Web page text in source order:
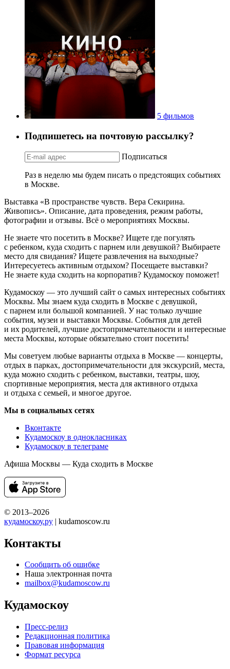
5 фильмов
Подпишетесь на почтовую рассылку?
Подписаться
Раз в неделю мы будем писать о предстоящих событиях
в Москве.
Выставка «В пространстве чувств. Вера Секирина.
Живопись». Описание, дата проведения, режим работы,
фотографии и отзывы. Всё о мероприятиях Москвы.
Не знаете что посетить в Москве? Ищете где погулять
с ребенком, куда сходить с парнем или девушкой? Выбираете
место для свидания? Ищете развлечения на выходные?
Интересуетесь активным отдыхом? Посещаете выставки?
Не знаете куда сходить на корпоратив? Кудамоскоу поможет!
Кудамоскоу — это лучший сайт о самых интересных событиях
Москвы. Мы знаем куда сходить в Москве с девушкой,
с парнем или большой компанией. У нас только лучшие
события, музеи и выставки Москвы. События для детей
и их родителей, лучшие достопримечательности и интересные
места Москвы, которые обязательно стоит посетить!
Мы советуем любые варианты отдыха в Москве — концерты,
отдых в парках, достопримечательности для экскурсий, места,
куда можно сходить с ребенком, выставки, театры, шоу,
спортивные мероприятия, места для активного отдыха
и отдыха с семьей, и многое другое.
Мы в социальных сетях
Вконтакте
Кудамоскоу в однокласниках
Кудамоскоу в телеграме
Афиша Москвы — Куда сходить в Москве
© 2013–2026
кудамоскоу.ру | kudamoscow.ru
Контакты
Сообщить об ошибке
Наша электронная почта
mailbox@kudamoscow.ru
Кудамоскоу
Пресс-релиз
Редакционная политика
Правовая информация
Формат ресурса